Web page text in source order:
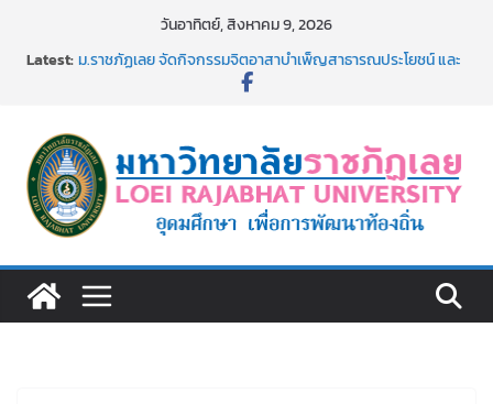
วันอาทิตย์, สิงหาคม 9, 2026
Latest:ม.ราชภัฏเลย จัดกิจกรรมจิตอาสาบำเพ็ญสาธารณประโยชน์ และ
เงินรายได้
ม.ราชภัฏเลย จัดมหกรรมวิชาการ เปิดบ้าน LRU ครั้งที่ 4 เปิดให้
นักเรียนมัธยมปลายค้นหาสาขาวิชาในฝัน สู่อนาคตที่ใช่
อธิการบดี มรภ.เลย ร่วมประชุมชี้แจงกับคณะอนุกรรมาธิการ
ประจำปีงบประมาณ พ.ศ. 2570
๑,๙๗๒ ชุด โดยวิธีเฉพาะเจาะจง